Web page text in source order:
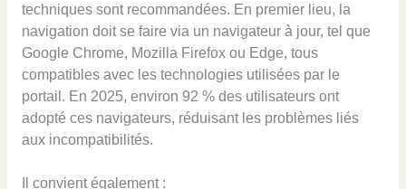
techniques sont recommandées. En premier lieu, la
navigation doit se faire via un navigateur à jour, tel que
Google Chrome, Mozilla Firefox ou Edge, tous
compatibles avec les technologies utilisées par le
portail. En 2025, environ 92 % des utilisateurs ont
adopté ces navigateurs, réduisant les problèmes liés
aux incompatibilités.
Il convient également :